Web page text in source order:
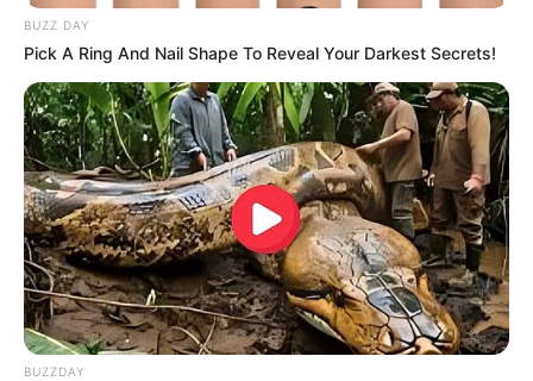
BUZZ DAY
Pick A Ring And Nail Shape To Reveal Your Darkest Secrets!
BUZZDAY